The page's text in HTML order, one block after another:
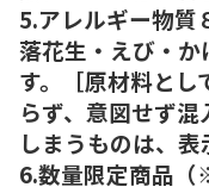
5.アレルギー物質
落花生・えび・か
す。［原材料とし
らず、意図せず
しまうものは、表
6.数量限定商品